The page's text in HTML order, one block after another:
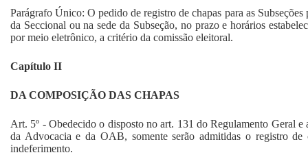
Parágrafo Único: O pedido de registro de chapas para as
da Seccional ou na sede da Subseção, no prazo e horários
por meio eletrônico, a critério da comissão eleitoral.
Capítulo II
DA COMPOSIÇÃO DAS CHAPAS
Art. 5º - Obedecido o disposto no art. 131 do Regulamento Geral e
da Advocacia e da OAB, somente serão admitidas o registro de
indeferimento.